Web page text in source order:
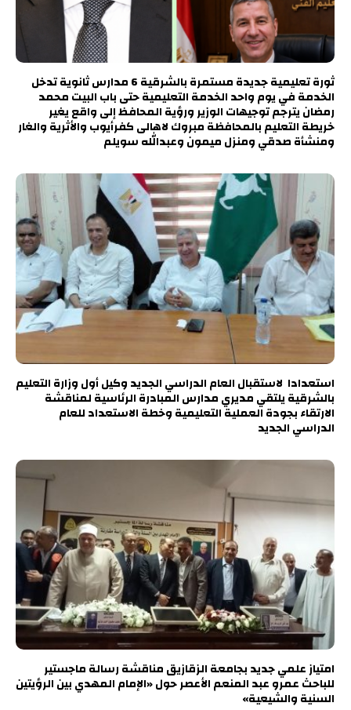
ثورة تعليمية جديدة مستمرة بالشرقية 6 مدارس ثانوية تدخل
الخدمة في يوم واحد الخدمة التعليمية حتى باب البيت محمد
رمضان يترجم توجيهات الوزير ورؤية المحافظ إلى واقع يغير
خريطة التعليم بالمحافظة مبروك لاهالى كفرأيوب والأثرية والغار
ومنشأة صدقي ومنزل ميمون وعبدالله سويلم
استعدادا لاستقبال العام الدراسي الجديد وكيل أول وزارة التعليم
بالشرقية يلتقي مديري مدارس المبادرة الرئاسية لمناقشة
الارتقاء بجودة العملية التعليمية وخطة الاستعداد للعام
الدراسي الجديد
امتياز علمي جديد بجامعة الزقازيق مناقشة رسالة ماجستير
للباحث عمرو عبد المنعم الأعصر حول «الإمام المهدي بين الرؤيتين
السنية والشيعية»